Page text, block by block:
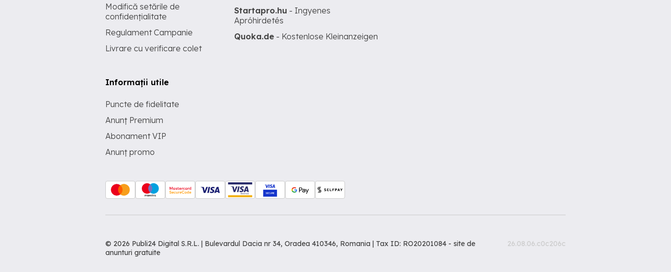
Modifică setările de
confidențialitate
Regulament Campanie
Livrare cu verificare colet
Informații utile
Puncte de fidelitate
Anunț Premium
Abonament VIP
Anunț promo
Startapro.hu - Ingyenes
Apróhirdetés
Quoka.de - Kostenlose Kleinanzeigen
© 2026 Publi24 Digital S.R.L. | Bulevardul Dacia nr 34, Oradea 410346, Romania | Tax ID: RO20201084 - site de
anunturi gratuite
26.08.06.c0c206c